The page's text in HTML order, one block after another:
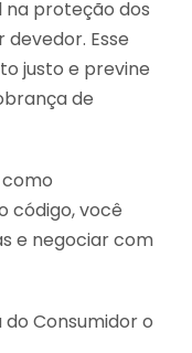
proteção dos
Esse
justo e previne
de
código, você
e negociar com
Consumidor o